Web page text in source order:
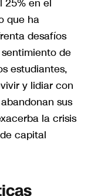
25% en el
que ha
desafíos
de
estudiantes,
y lidiar con
sus
la crisis
capital